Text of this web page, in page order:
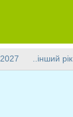
2027 ..інший рік